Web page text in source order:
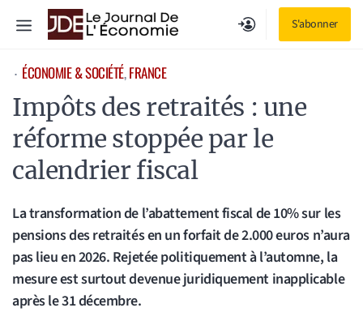
S'abonner
Menu
⋅ ÉCONOMIE & SOCIÉTÉ, FRANCE
Impôts des retraités : une
réforme stoppée par le
calendrier fiscal
La transformation de l’abattement fiscal de 10% sur les
pensions des retraités en un forfait de 2.000 euros n’aura
pas lieu en 2026. Rejetée politiquement à l’automne, la
mesure est surtout devenue juridiquement inapplicable
après le 31 décembre.